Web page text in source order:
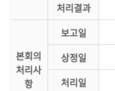
처리결과
본회의
처리사
항
보고일
상정일
처리일